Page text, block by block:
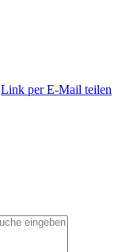
Link per E-Mail teilen